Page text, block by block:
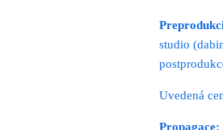
studio
Uvedená
Propagace: